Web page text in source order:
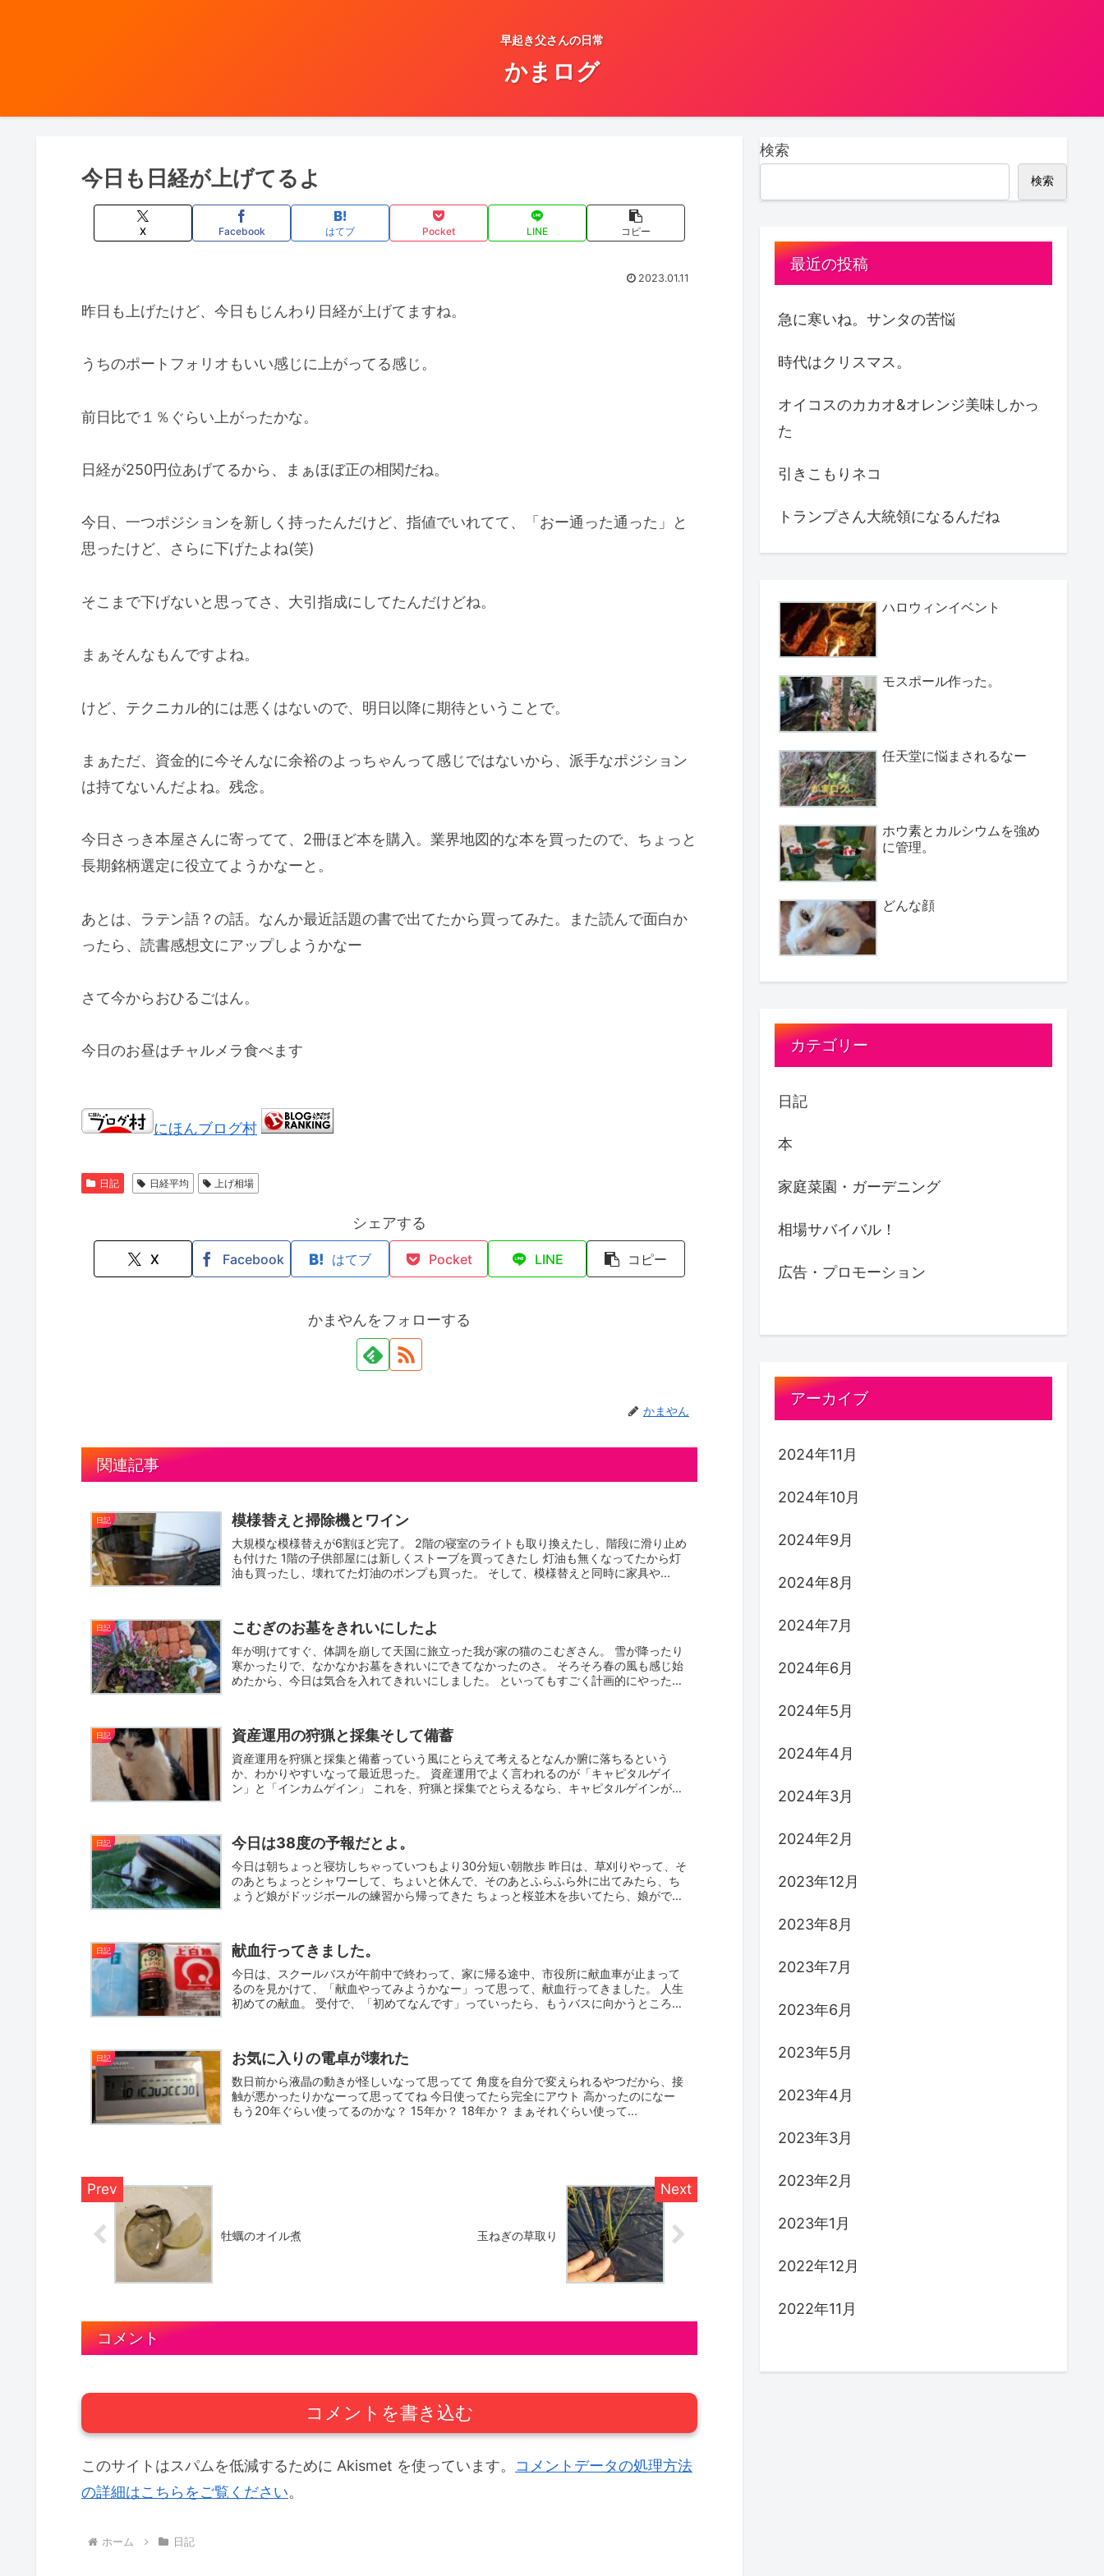
早起き父さんの日常
かまログ
今日も日経が上げてるよ
X Facebook はてブ Pocket LINE コピー
2023.01.11
昨日も上げたけど、今日もじんわり日経が上げてますね。
うちのポートフォリオもいい感じに上がってる感じ。
前日比で１％ぐらい上がったかな。
日経が250円位あげてるから、まぁほぼ正の相関だね。
今日、一つポジションを新しく持ったんだけど、指値でいれてて、「おー通った通った」と
思ったけど、さらに下げたよね(笑)
そこまで下げないと思ってさ、大引指成にしてたんだけどね。
まぁそんなもんですよね。
けど、テクニカル的には悪くはないので、明日以降に期待ということで。
まぁただ、資金的に今そんなに余裕のよっちゃんって感じではないから、派手なポジション
は持てないんだよね。残念。
今日さっき本屋さんに寄ってて、2冊ほど本を購入。業界地図的な本を買ったので、ちょっと
長期銘柄選定に役立てようかなーと。
あとは、ラテン語？の話。なんか最近話題の書で出てたから買ってみた。また読んで面白か
ったら、読書感想文にアップしようかなー
さて今からおひるごはん。
今日のお昼はチャルメラ食べます
にほんブログ村
日記 日経平均 上げ相場
シェアする
X Facebook はてブ Pocket LINE コピー
かまやんをフォローする
かまやん
関連記事
日記 模様替えと掃除機とワイン
大規模な模様替えが6割ほど完了。 2階の寝室のライトも取り換えたし、階段に滑り止め
も付けた 1階の子供部屋には新しくストーブを買ってきたし 灯油も無くなってたから灯
油も買ったし、壊れてた灯油のポンプも買った。 そして、模様替えと同時に家具や...
日記 こむぎのお墓をきれいにしたよ
年が明けてすぐ、体調を崩して天国に旅立った我が家の猫のこむぎさん。 雪が降ったり
寒かったりで、なかなかお墓をきれいにできてなかったのさ。 そろそろ春の風も感じ始
めたから、今日は気合を入れてきれいにしました。 といってもすごく計画的にやった
日記 資産運用の狩猟と採集そして備蓄
資産運用を狩猟と採集と備蓄っていう風にとらえて考えるとなんか腑に落ちるという
か、わかりやすいなって最近思った。 資産運用でよく言われるのが「キャピタルゲイ
ン」と「インカムゲイン」 これを、狩猟と採集でとらえるなら、キャピタルゲインが狩
日記 今日は38度の予報だとよ。
今日は朝ちょっと寝坊しちゃっていつもより30分短い朝散歩 昨日は、草刈りやって、そ
のあとちょっとシャワーして、ちょいと休んで、そのあとふらふら外に出てみたら、ち
ょうど娘がドッジボールの練習から帰ってきた ちょっと桜並木を歩いてたら、娘がで
日記 献血行ってきました。
今日は、スクールバスが午前中で終わって、家に帰る途中、市役所に献血車が止まって
るのを見かけて、「献血やってみようかなー」って思って、献血行ってきました。 人生
初めての献血。 受付で、「初めてなんです」っていったら、もうバスに向かうところま
日記 お気に入りの電卓が壊れた
数日前から液晶の動きが怪しいなって思ってて 角度を自分で変えられるやつだから、接
触が悪かったりかなーって思っててね 今日使ってたら完全にアウト 高かったのになー
もう20年ぐらい使ってるのかな？ 15年か？ 18年か？ まぁそれぐらい使って...
牡蠣のオイル煮 玉ねぎの草取り
コメント
コメントを書き込む
このサイトはスパムを低減するために Akismet を使っています。 コメントデータの処理方法
の詳細はこちらをご覧ください。
ホーム 日記
検索
検索
最近の投稿
急に寒いね。サンタの苦悩
時代はクリスマス。
オイコスのカカオ&オレンジ美味しかっ
た
引きこもりネコ
トランプさん大統領になるんだね
ハロウィンイベント
モスポール作った。
任天堂に悩まされるなー
ホウ素とカルシウムを強め
に管理。
どんな顔
カテゴリー
日記
本
家庭菜園・ガーデニング
相場サバイバル！
広告・プロモーション
アーカイブ
2024年11月
2024年10月
2024年9月
2024年8月
2024年7月
2024年6月
2024年5月
2024年4月
2024年3月
2024年2月
2023年12月
2023年8月
2023年7月
2023年6月
2023年5月
2023年4月
2023年3月
2023年2月
2023年1月
2022年12月
2022年11月